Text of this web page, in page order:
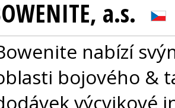
a.s.
nabízí
bojového &
výcvikové